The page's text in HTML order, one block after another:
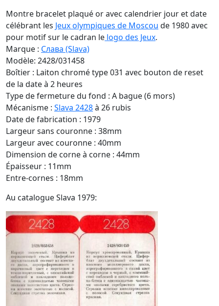
Montre bracelet plaqué or avec calendrier jour et date
célébrant les Jeux olympiques de Moscou de 1980 avec
pour motif sur le cadran le logo des Jeux.
Marque : Cлава (Slava)
Modèle: 2428/031458
Boîtier : Laiton chromé type 031 avec bouton de reset
de la date à 2 heures
Type de fermeture du fond : A bague (6 mors)
Mécanisme : Slava 2428à 26 rubis
Date de fabrication : 1979
Largeur sans couronne : 38mm
Largeur avec couronne : 40mm
Dimension de corne à corne : 44mm
Épaisseur : 11mm
Entre-cornes : 18mm
Au catalogue Slava 1979: